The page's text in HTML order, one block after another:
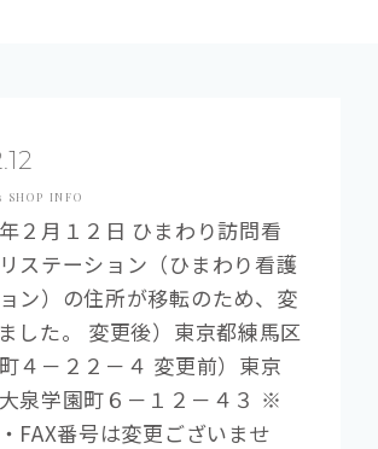
SHOP INFO
２月１２日 ひまわり訪問看
ステーション（ひまわり看護
ン）の住所が移転のため、変
した。 変更後）東京都練馬区
４－２２－４ 変更前）東京
泉学園町６－１２－４３ ※
FAX番号は変更ございませ